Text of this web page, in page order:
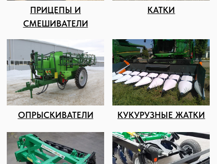
Сельхозтехника из России, Америки, Франции
для ЮГА от официального представителя
8 (8652) 64-10-67
для
запросов:
info26@kast26.ru